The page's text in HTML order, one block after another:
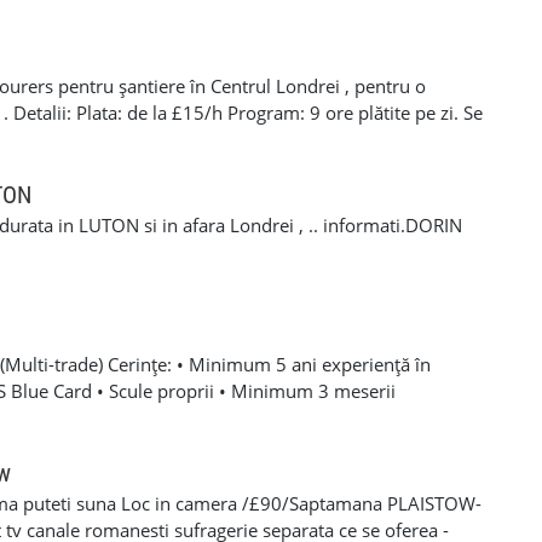
LIMITED
tarifului la locul actual de munca. Telefon / SMS /
nu raspundem imediat, trimiteti un mesaj scurt cu
incepe. Optional, puteti completa formularul din
Toni Timis & Daniel Timis T&D GLAZING AND
pentru șantiere în Centrul Londrei , pentru o
Plata: de la £15/h Program: 9 ore plătite pe zi. Se
de a lucra în weekend. Cerințe: CSCS Card. Drept de
254793 Mihai 📞 +44 7393 943242 Stefan
in LUTON si in afara Londrei , .. informati.DORIN
trade) Cerințe: • Minimum 5 ani experiență în
Blue Card • Scule proprii • Minimum 3 meserii
experiență solidă în mai multe domenii din construcții •
B valabil • Mijloc de transport propriu
oferă: • Salariu atractiv, în funcție de experiență și
Diurnă / plată transport • Suport tehnic continuu și
puteti suna Loc in camera /£90/Saptamana PLAISTOW-
canale romanesti sufragerie separata ce se oferea -